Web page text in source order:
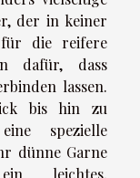
der in keiner
für die reifere
dafür, dass
lassen.
bis hin zu
spezielle
dünne Garne
leichtes,